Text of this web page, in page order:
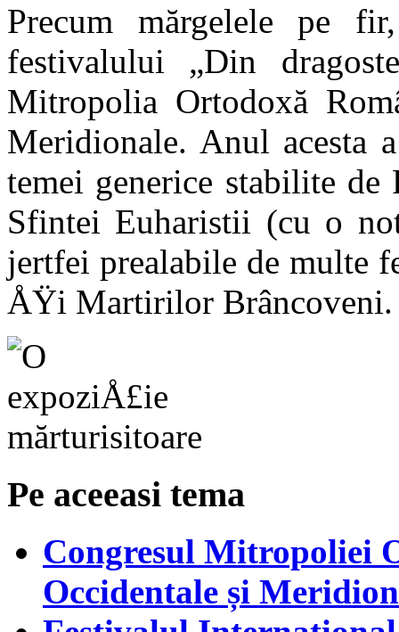
Precum mărgelele pe
festivalului „Din
Mitropolia Ortodoxă
Meridionale. Anul acesta
temei generice stabilite de
Sfintei Euha­ristii (cu o
jertfei prealabile de multe
ÅŸi Martirilor Brâncoveni.
Pe aceeasi tema
Congresul Mitropoliei
Occidentale și